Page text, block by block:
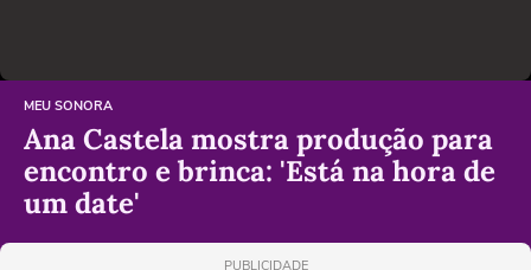
MEU SONORA
Ana Castela mostra produção para
encontro e brinca: 'Está na hora de
um date'
PUBLICIDADE